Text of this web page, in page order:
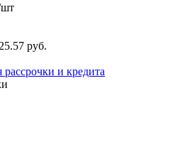
руб.
рассрочки и кредита